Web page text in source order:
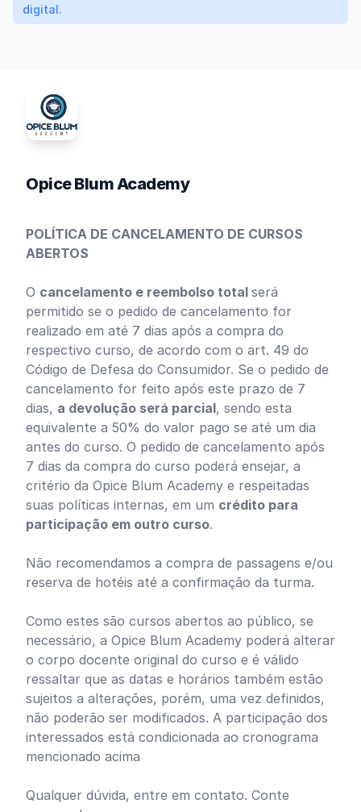
digital.
Opice Blum Academy
POLÍTICA DE CANCELAMENTO DE CURSOS
ABERTOS
O cancelamento e reembolso total será
permitido se o pedido de cancelamento for
realizado em até 7 dias após a compra do
respectivo curso, de acordo com o art. 49 do
Código de Defesa do Consumidor. Se o pedido de
cancelamento for feito após este prazo de 7
dias, a devolução será parcial, sendo esta
equivalente a 50% do valor pago se até um dia
antes do curso. O pedido de cancelamento após
7 dias da compra do curso poderá ensejar, a
critério da Opice Blum Academy e respeitadas
suas políticas internas, em um crédito para
participação em outro curso.
Não recomendamos a compra de passagens e/ou
reserva de hotéis até a confirmação da turma.
Como estes são cursos abertos ao público, se
necessário, a Opice Blum Academy poderá alterar
o corpo docente original do curso e é válido
ressaltar que as datas e horários também estão
sujeitos a alterações, porém, uma vez definidos,
não poderão ser modificados. A participação dos
interessados está condicionada ao cronograma
mencionado acima
Qualquer dúvida, entre em contato. Conte